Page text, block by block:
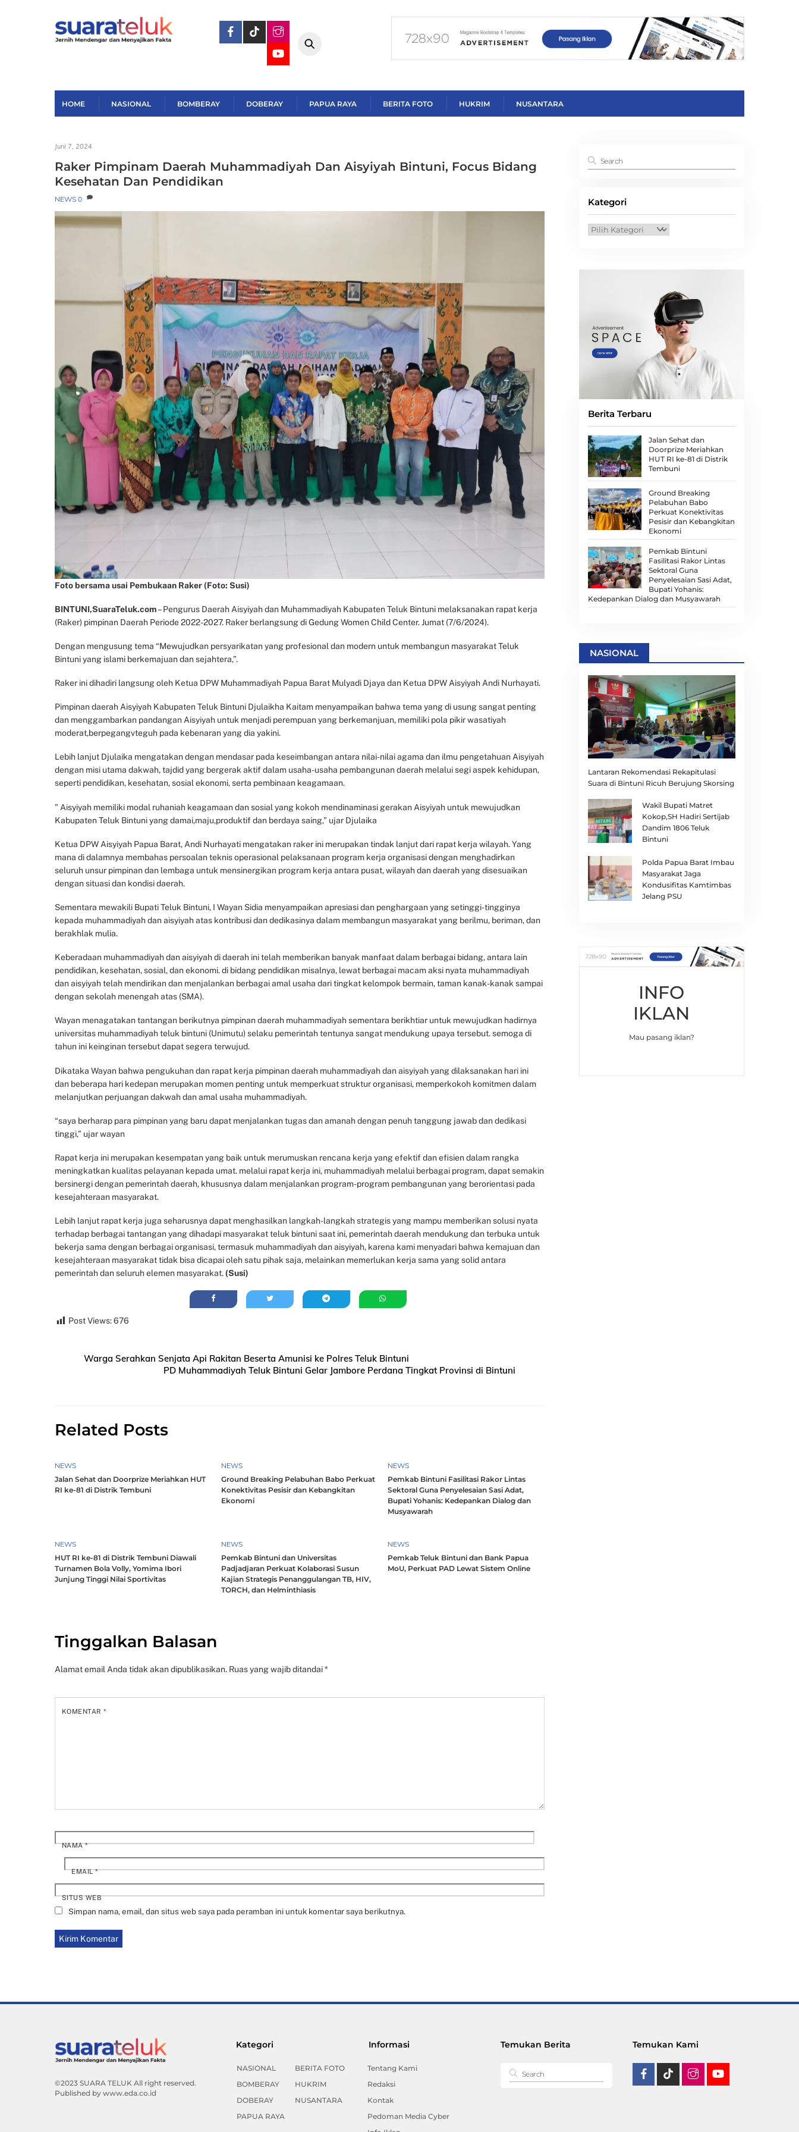
HOME NASIONAL BOMBERAY DOBERAY PAPUA RAYA BERITA FOTO HUKRIM NUSANTARA
Juni 7, 2024
Raker Pimpinam Daerah Muhammadiyah Dan Aisyiyah Bintuni, Focus Bidang
Kesehatan Dan Pendidikan
NEWS 0
Foto bersama usai Pembukaan Raker (Foto: Susi)
BINTUNI,SuaraTeluk.com– Pengurus Daerah Aisyiyah dan Muhammadiyah Kabupaten Teluk Bintuni melaksanakan rapat kerja
(Raker) pimpinan Daerah Periode 2022-2027. Raker berlangsung di Gedung Women Child Center. Jumat (7/6/2024).
Dengan mengusung tema “Mewujudkan persyarikatan yang profesional dan modern untuk membangun masyarakat Teluk
Bintuni yang islami berkemajuan dan sejahtera,”.
Raker ini dihadiri langsung oleh Ketua DPW Muhammadiyah Papua Barat Mulyadi Djaya dan Ketua DPW Aisyiyah Andi Nurhayati.
Pimpinan daerah Aisyiyah Kabupaten Teluk Bintuni Djulaikha Kaitam menyampaikan bahwa tema yang di usung sangat penting
dan menggambarkan pandangan Aisyiyah untuk menjadi perempuan yang berkemanjuan, memiliki pola pikir wasatiyah
moderat,berpegangvteguh pada kebenaran yang dia yakini.
Lebih lanjut Djulaika mengatakan dengan mendasar pada keseimbangan antara nilai-nilai agama dan ilmu pengetahuan Aisyiyah
dengan misi utama dakwah, tajdid yang bergerak aktif dalam usaha-usaha pembangunan daerah melalui segi aspek kehidupan,
seperti pendidikan, kesehatan, sosial ekonomi, serta pembinaan keagamaan.
” Aisyiyah memiliki modal ruhaniah keagamaan dan sosial yang kokoh mendinaminasi gerakan Aisyiyah untuk mewujudkan
Kabupaten Teluk Bintuni yang damai,maju,produktif dan berdaya saing,” ujar Djulaika
Ketua DPW Aisyiyah Papua Barat, Andi Nurhayati mengatakan raker ini merupakan tindak lanjut dari rapat kerja wilayah. Yang
mana di dalamnya membahas persoalan teknis operasional pelaksanaan program kerja organisasi dengan menghadirkan
seluruh unsur pimpinan dan lembaga untuk mensinergikan program kerja antara pusat, wilayah dan daerah yang disesuaikan
dengan situasi dan kondisi daerah.
Sementara mewakili Bupati Teluk Bintuni, I Wayan Sidia menyampaikan apresiasi dan penghargaan yang setinggi-tingginya
kepada muhammadiyah dan aisyiyah atas kontribusi dan dedikasinya dalam membangun masyarakat yang berilmu, beriman, dan
berakhlak mulia.
Keberadaan muhammadiyah dan aisyiyah di daerah ini telah memberikan banyak manfaat dalam berbagai bidang, antara lain
pendidikan, kesehatan, sosial, dan ekonomi. di bidang pendidikan misalnya, lewat berbagai macam aksi nyata muhammadiyah
dan aisyiyah telah mendirikan dan menjalankan berbagai amal usaha dari tingkat kelompok bermain, taman kanak-kanak sampai
dengan sekolah menengah atas (SMA).
Wayan menagatakan tantangan berikutnya pimpinan daerah muhammadiyah sementara berikhtiar untuk mewujudkan hadirnya
universitas muhammadiyah teluk bintuni (Unimutu) selaku pemerintah tentunya sangat mendukung upaya tersebut. semoga di
tahun ini keinginan tersebut dapat segera terwujud.
Dikataka Wayan bahwa pengukuhan dan rapat kerja pimpinan daerah muhammadiyah dan aisyiyah yang dilaksanakan hari ini
dan beberapa hari kedepan merupakan momen penting untuk memperkuat struktur organisasi, memperkokoh komitmen dalam
melanjutkan perjuangan dakwah dan amal usaha muhammadiyah.
“saya berharap para pimpinan yang baru dapat menjalankan tugas dan amanah dengan penuh tanggung jawab dan dedikasi
tinggi,” ujar wayan
Rapat kerja ini merupakan kesempatan yang baik untuk merumuskan rencana kerja yang efektif dan efisien dalam rangka
meningkatkan kualitas pelayanan kepada umat. melalui rapat kerja ini, muhammadiyah melalui berbagai program, dapat semakin
bersinergi dengan pemerintah daerah, khususnya dalam menjalankan program-program pembangunan yang berorientasi pada
kesejahteraan masyarakat.
Lebih lanjut rapat kerja juga seharusnya dapat menghasilkan langkah-langkah strategis yang mampu memberikan solusi nyata
terhadap berbagai tantangan yang dihadapi masyarakat teluk bintuni saat ini, pemerintah daerah mendukung dan terbuka untuk
bekerja sama dengan berbagai organisasi, termasuk muhammadiyah dan aisyiyah, karena kami menyadari bahwa kemajuan dan
kesejahteraan masyarakat tidak bisa dicapai oleh satu pihak saja, melainkan memerlukan kerja sama yang solid antara
pemerintah dan seluruh elemen masyarakat.(Susi)
Post Views:676
Warga Serahkan Senjata Api Rakitan Beserta Amunisi ke Polres Teluk Bintuni
PD Muhammadiyah Teluk Bintuni Gelar Jambore Perdana Tingkat Provinsi di Bintuni
Related Posts
NEWS
Jalan Sehat dan Doorprize Meriahkan HUT
RI ke-81 di Distrik Tembuni
NEWS
Ground Breaking Pelabuhan Babo Perkuat
Konektivitas Pesisir dan Kebangkitan
Ekonomi
NEWS
Pemkab Bintuni Fasilitasi Rakor Lintas
Sektoral Guna Penyelesaian Sasi Adat,
Bupati Yohanis: Kedepankan Dialog dan
Musyawarah
NEWS
HUT RI ke-81 di Distrik Tembuni Diawali
Turnamen Bola Volly, Yomima Ibori
Junjung Tinggi Nilai Sportivitas
NEWS
Pemkab Bintuni dan Universitas
Padjadjaran Perkuat Kolaborasi Susun
Kajian Strategis Penanggulangan TB, HIV,
TORCH, dan Helminthiasis
NEWS
Pemkab Teluk Bintuni dan Bank Papua
MoU, Perkuat PAD Lewat Sistem Online
Tinggalkan Balasan
Alamat email Anda tidak akan dipublikasikan. Ruas yang wajib ditandai*
KOMENTAR*
NAMA*
EMAIL*
SITUS WEB
Simpan nama, email, dan situs web saya pada peramban ini untuk komentar saya berikutnya.
Kategori
Kategori
Berita Terbaru
Jalan Sehat dan
Doorprize Meriahkan
HUT RI ke-81 di Distrik
Tembuni
Ground Breaking
Pelabuhan Babo
Perkuat Konektivitas
Pesisir dan Kebangkitan
Ekonomi
Pemkab Bintuni
Fasilitasi Rakor Lintas
Sektoral Guna
Penyelesaian Sasi Adat,
Bupati Yohanis:
Kedepankan Dialog dan Musyawarah
NASIONAL
Lantaran Rekomendasi Rekapitulasi
Suara di Bintuni Ricuh Berujung Skorsing
Wakil Bupati Matret
Kokop,SH Hadiri Sertijab
Dandim 1806 Teluk
Bintuni
Polda Papua Barat Imbau
Masyarakat Jaga
Kondusifitas Kamtimbas
Jelang PSU
INFO
IKLAN
Mau pasang iklan?
Back
©2023 SUARA TELUK All right reserved.
Published by www.eda.co.id
Kategori
NASIONAL
BOMBERAY
DOBERAY
PAPUA RAYA
BERITA FOTO
HUKRIM
NUSANTARA
Informasi
Tentang Kami
Redaksi
Kontak
Pedoman Media Cyber
Temukan Berita Temukan Kami